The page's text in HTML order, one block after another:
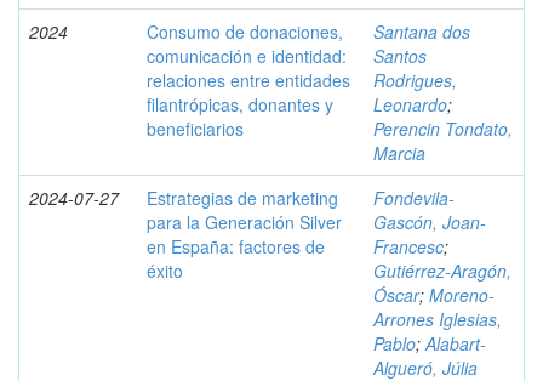
2024
Consumo de donaciones,
comunicación e identidad:
relaciones entre entidades
filantrópicas, donantes y
beneficiarios
Santana dos
Santos
Rodrigues,
Leonardo;
Perencin Tondato,
Marcia
2024-07-27
Estrategias de marketing
para la Generación Silver
en España: factores de
éxito
Fondevila-
Gascón, Joan-
Francesc;
Gutiérrez-Aragón,
Óscar; Moreno-
Arrones Iglesias,
Pablo;Alabart-
Algueró, Júlia